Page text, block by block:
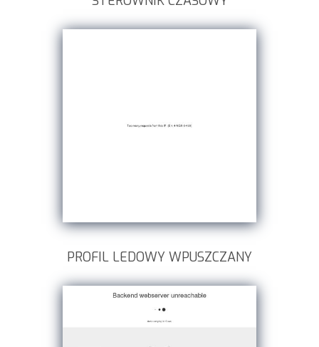
PROFIL LEDOWY WPUSZCZANY